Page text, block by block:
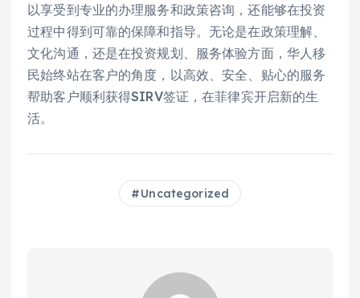
以享受到专业的办理服务和政策咨询，还能够在投资
过程中得到可靠的保障和指导。无论是在政策理解、
文化沟通，还是在投资规划、服务体验方面，华人移
民始终站在客户的角度，以高效、安全、贴心的服务
帮助客户顺利获得SIRV签证，在菲律宾开启新的生
活。
Uncategorized